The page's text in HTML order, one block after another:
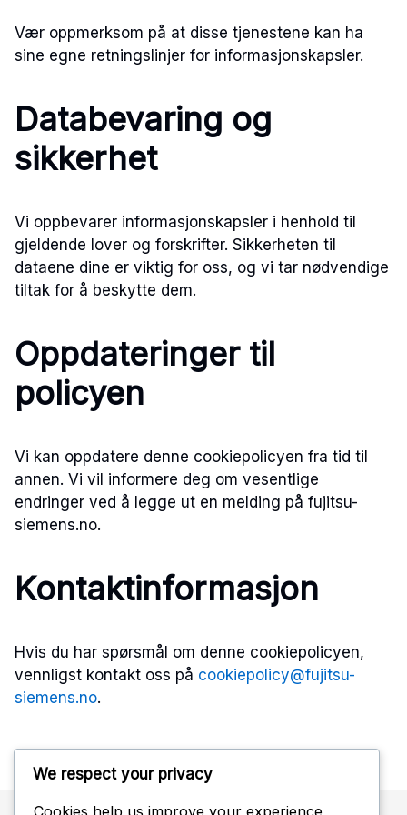
Vær oppmerksom på at disse tjenestene kan ha
sine egne retningslinjer for informasjonskapsler.
Databevaring og
sikkerhet
Vi oppbevarer informasjonskapsler i henhold til
gjeldende lover og forskrifter. Sikkerheten til
dataene dine er viktig for oss, og vi tar nødvendige
tiltak for å beskytte dem.
Oppdateringer til
policyen
Vi kan oppdatere denne cookiepolicyen fra tid til
annen. Vi vil informere deg om vesentlige
endringer ved å legge ut en melding på fujitsu-
siemens.no.
Kontaktinformasjon
Hvis du har spørsmål om denne cookiepolicyen,
vennligst kontakt oss på cookiepolicy@fujitsu-
siemens.no.
We respect your privacy
Cookies help us improve your experience,